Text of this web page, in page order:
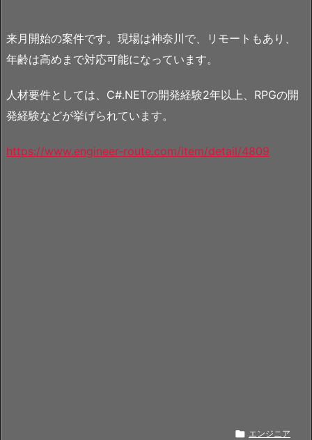
来月開始の案件です。現場は神奈川で、リモートもあり、
年齢は高めまで対応可能になっています。
人材要件としては、C#.NETの開発経験2年以上、RPGの開
発経験などが挙げられています。
https://www.engineer-route.com/item/detail/4809
 エンジニア